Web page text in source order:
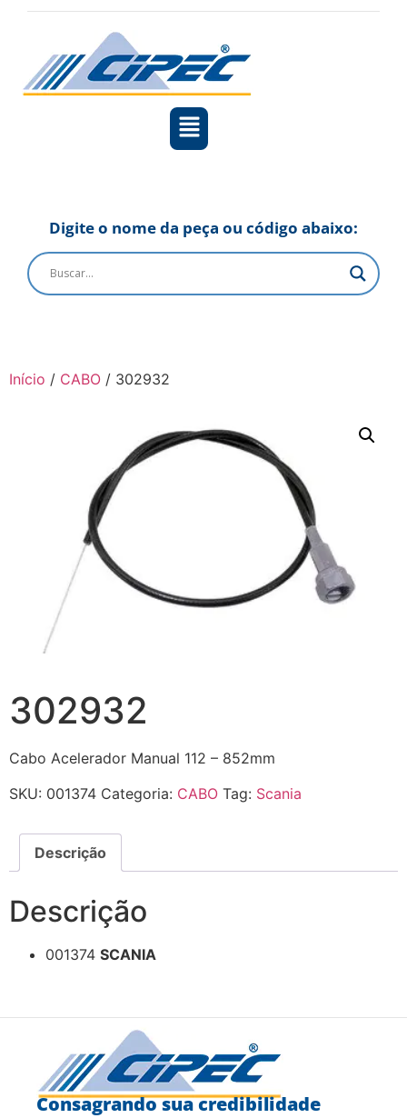
Digite o nome da peça ou código abaixo:
Início / CABO / 302932
302932
Cabo Acelerador Manual 112 – 852mm
SKU: 001374 Categoria: CABO Tag: Scania
Descrição
Descrição
001374 SCANIA
Consagrando sua credibilidade